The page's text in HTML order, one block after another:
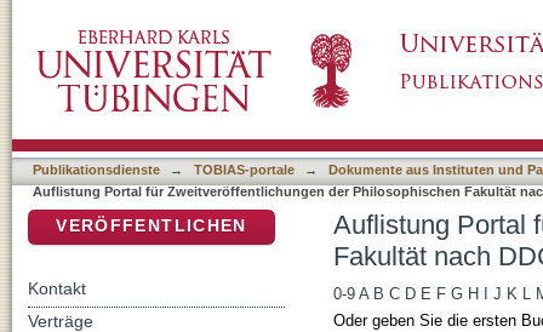
Klassifikation "230"
Publikationsdienste → TOBIAS-portale →
Dokumente aus Instituten und
Auflistung Portal für Zweitveröffentlichungen der Philosophischen Fakultät
Auflistung Portal
Fakultät nach
0-9 A B C D E F G H J K L
Oder geben Sie die ersten
VERÖFFENTLICHEN
Kontakt
Verträge